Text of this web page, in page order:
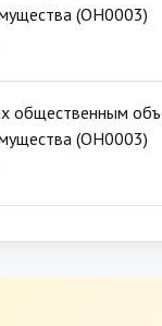
(ОН0003)
общественным
(ОН0003)